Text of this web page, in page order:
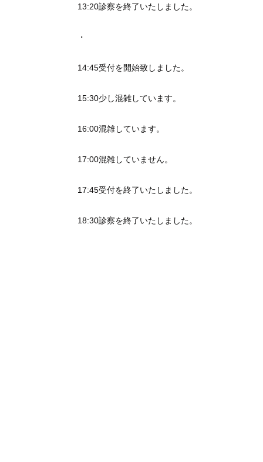
13:20診察を終了いたしました。
・
14:45受付を開始致しました。
15:30少し混雑しています。
16:00混雑しています。
17:00混雑していません。
17:45受付を終了いたしました。
18:30診察を終了いたしました。